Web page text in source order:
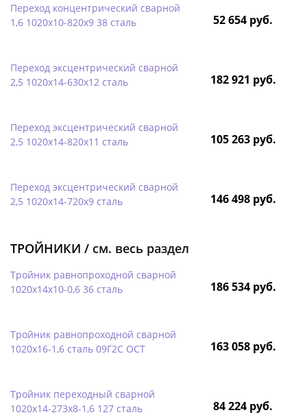
Переход концентрический сварной
1,6 1020х10-820х9 38 сталь
52 654 руб.
Переход эксцентрический сварной
2,5 1020х14-630х12 сталь
182 921 руб.
Переход эксцентрический сварной
2,5 1020х14-820х11 сталь
105 263 руб.
Переход эксцентрический сварной
2,5 1020х14-720х9 сталь
146 498 руб.
ТРОЙНИКИ / см. весь раздел
Тройник равнопроходной сварной
1020х14х10-0,6 36 сталь
186 534 руб.
Тройник равнопроходной сварной
1020х16-1,6 сталь 09Г2С ОСТ
163 058 руб.
Тройник переходный сварной
1020х14-273х8-1,6 127 сталь
84 224 руб.